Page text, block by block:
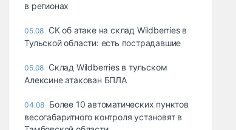
в регионах
05.08 СК об атаке на склад Wildberries в
Тульской области: есть пострадавшие
05.08 Склад Wildberries в тульском
Алексине атакован БПЛА
04.08 Более 10 автоматических пунктов
весогабаритного контроля установят в